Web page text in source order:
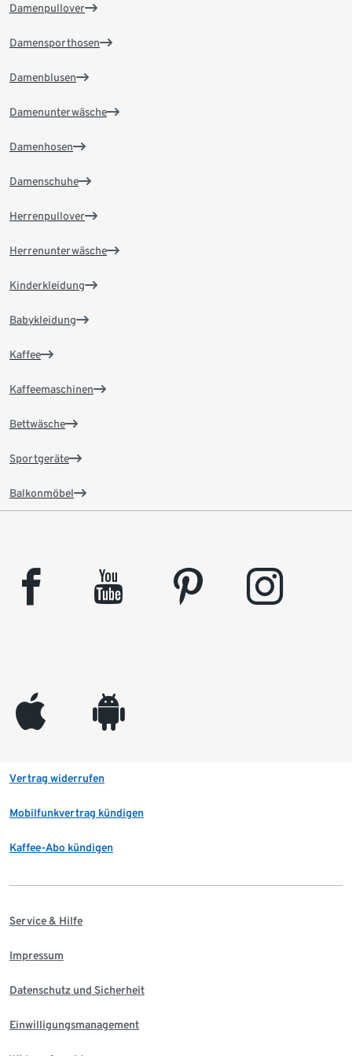
Damenpullover
Damensporthosen
Damenblusen
Damenunterwäsche
Damenhosen
Damenschuhe
Herrenpullover
Herrenunterwäsche
Kinderkleidung
Babykleidung
Kaffee
Kaffeemaschinen
Bettwäsche
Sportgeräte
Balkonmöbel
facebook youtube pinterest instagram
appleinc android
Vertrag widerrufen
Mobilfunkvertrag kündigen
Kaffee-Abo kündigen
Service & Hilfe
Impressum
Datenschutz und Sicherheit
Einwilligungsmanagement